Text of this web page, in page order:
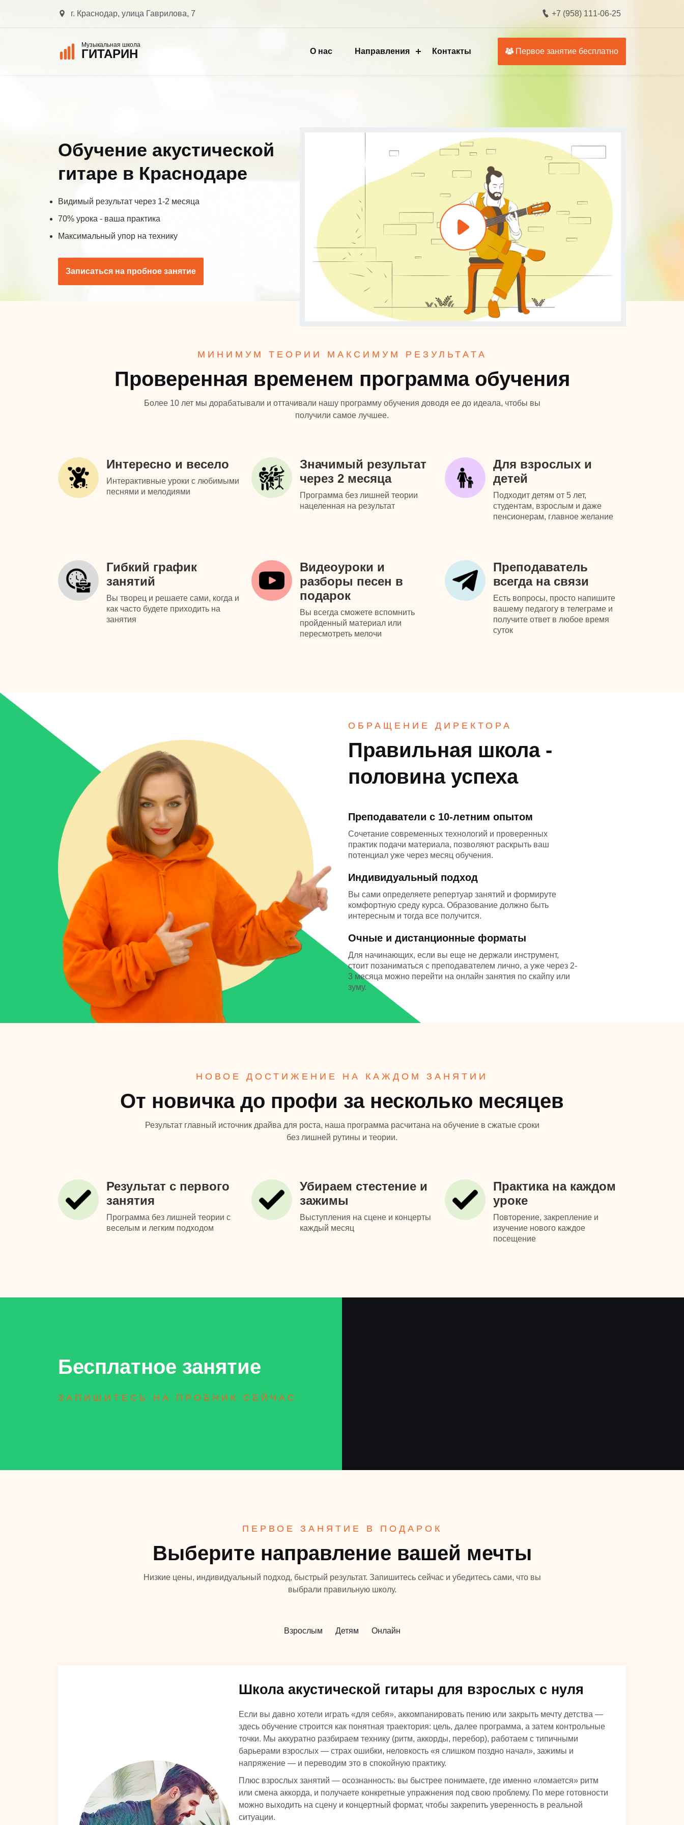
г. Краснодар, улица Гаврилова, 7 +7 (958) 111-06-25
Музыкальная школа
ГИТАРИН О нас Направления Контакты Первое занятие бесплатно
Обучение акустической
гитаре в Краснодаре
Видимый результат через 1-2 месяца
70% урока - ваша практика
Максимальный упор на технику
Записаться на пробное занятие
МИНИМУМ ТЕОРИИ МАКСИМУМ РЕЗУЛЬТАТА
Проверенная временем программа обучения
Более 10 лет мы дорабатывали и оттачивали нашу программу обучения доводя ее до идеала, чтобы вы
получили самое лучшее.
Интересно и весело
Интерактивные уроки с любимыми
песнями и мелодиями
Значимый результат
через 2 месяца
Программа без лишней теории
нацеленная на результат
Для взрослых и
детей
Подходит детям от 5 лет,
студентам, взрослым и даже
пенсионерам, главное желание
Гибкий график
занятий
Вы творец и решаете сами, когда и
как часто будете приходить на
занятия
Видеоуроки и
разборы песен в
подарок
Вы всегда сможете вспомнить
пройденный материал или
пересмотреть мелочи
Преподаватель
всегда на связи
Есть вопросы, просто напишите
вашему педагогу в телеграме и
получите ответ в любое время
суток
ОБРАЩЕНИЕ ДИРЕКТОРА
Правильная школа -
половина успеха
Преподаватели с 10-летним опытом
Сочетание современных технологий и проверенных
практик подачи материала, позволяют раскрыть ваш
потенциал уже через месяц обучения.
Индивидуальный подход
Вы сами определяете репертуар занятий и формируте
комфортную среду курса. Образование должно быть
интересным и тогда все получится.
Очные и дистанционные форматы
Для начинающих, если вы еще не держали инструмент,
стоит позаниматься с преподавателем лично, а уже через 2-
3 месяца можно перейти на онлайн занятия по скайпу или
зуму.
НОВОЕ ДОСТИЖЕНИЕ НА КАЖДОМ ЗАНЯТИИ
От новичка до профи за несколько месяцев
Результат главный источник драйва для роста, наша программа расчитана на обучение в сжатые сроки
без лишней рутины и теории.
Результат с первого
занятия
Программа без лишней теории с
веселым и легким подходом
Убираем стестение и
зажимы
Выступления на сцене и концерты
каждый месяц
Практика на каждом
уроке
Повторение, закрепление и
изучение нового каждое
посещение
Бесплатное занятие
ЗАПИШИТЕСЬ НА ПРОБНИК СЕЙЧАС
ПЕРВОЕ ЗАНЯТИЕ В ПОДАРОК
Выберите направление вашей мечты
Низкие цены, индивидуальный подход, быстрый результат. Запишитесь сейчас и убедитесь сами, что вы
выбрали правильную школу.
Взрослым Детям Онлайн
Школа акустической гитары для взрослых с нуля
Если вы давно хотели играть «для себя», аккомпанировать пению или закрыть мечту детства —
здесь обучение строится как понятная траектория: цель, далее программа, а затем контрольные
точки. Мы аккуратно разбираем технику (ритм, аккорды, перебор), работаем с типичными
барьерами взрослых — страх ошибки, неловкость «я слишком поздно начал», зажимы и
напряжение — и переводим это в спокойную практику.
Плюс взрослых занятий — осознанность: вы быстрее понимаете, где именно «ломается» ритм
или смена аккорда, и получаете конкретные упражнения под свою проблему. По мере готовности
можно выходить на сцену и концертный формат, чтобы закрепить уверенность в реальной
ситуации.